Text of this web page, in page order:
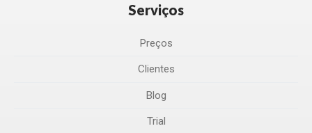
Serviços
Preços
Clientes
Blog
Trial